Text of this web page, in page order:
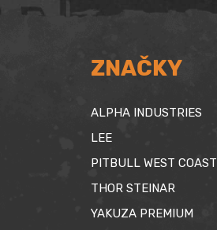
ZNAČKY
ALPHA INDUSTRIES
LEE
PITBULL WEST COAST
THOR STEINAR
YAKUZA PREMIUM